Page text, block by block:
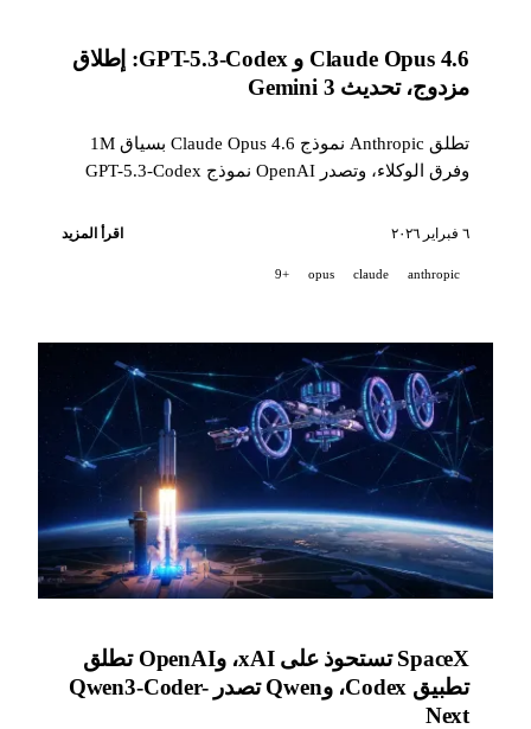
Claude Opus 4.6 و GPT-5.3-Codex: إطلاق
مزدوج، تحديث Gemini 3
تطلق Anthropic نموذج Claude Opus 4.6 بسياق 1M
وفرق الوكلاء، وتصدر OpenAI نموذج GPT-5.3-Codex
أجل Super Bowl، وGitHub تقدم التعليقات المثبتة.٦ فبراير ٢٠٢٦ اقرأ المزيد
anthropic
claude
opus
+9
SpaceX تستحوذ على xAI، وOpenAI تطلق
تطبيق Codex، وQwen تصدر Qwen3-Coder-
Next